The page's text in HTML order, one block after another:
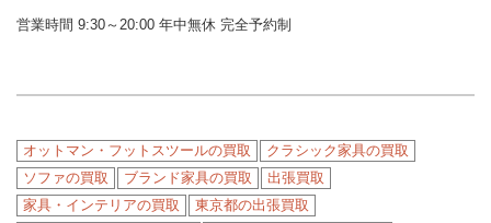
営業時間 9:30～20:00 年中無休 完全予約制
オットマン・フットスツールの買取
クラシック家具の買取
ソファの買取
ブランド家具の買取
出張買取
家具・インテリアの買取
東京都の出張買取